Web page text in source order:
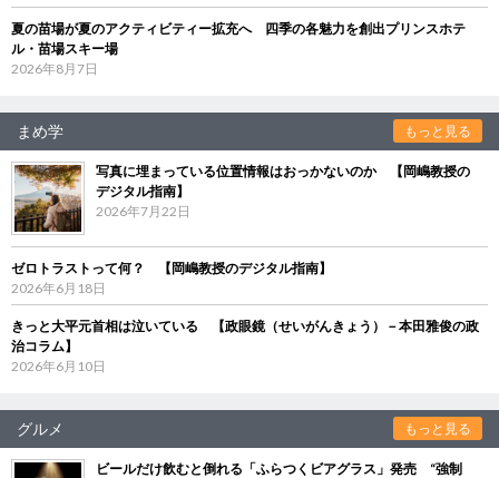
夏の苗場が夏のアクティビティー拡充へ 四季の各魅力を創出プリンスホテ
ル・苗場スキー場
2026年8月7日
まめ学 もっと見る
写真に埋まっている位置情報はおっかないのか 【岡嶋教授の
デジタル指南】
2026年7月22日
ゼロトラストって何？ 【岡嶋教授のデジタル指南】
2026年6月18日
きっと大平元首相は泣いている 【政眼鏡（せいがんきょう）－本田雅俊の政
治コラム】
2026年6月10日
グルメ もっと見る
ビールだけ飲むと倒れる「ふらつくビアグラス」発売 “強制